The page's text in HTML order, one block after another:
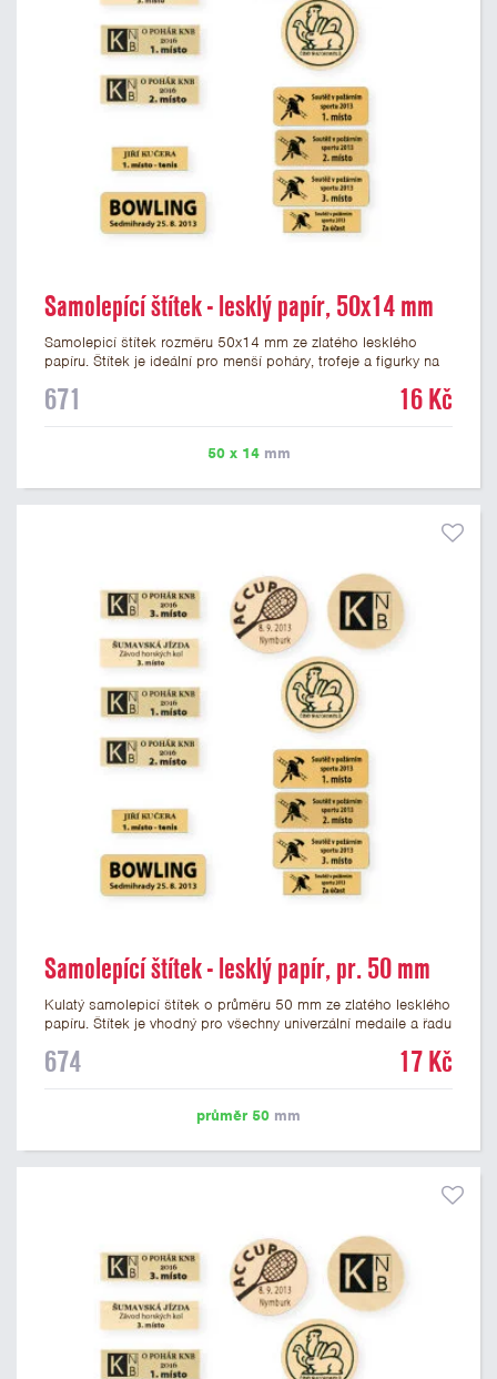
Samolepící štítek - lesklý papír, 50x14 mm
Samolepicí štítek rozměru 50x14 mm ze zlatého lesklého
papíru. Štítek je ideální pro menší poháry, trofeje a figurky na
libovolné logo nebo text. U textu doporučujeme maximálně 3
prvním kroku objednávky.
671 16 Kč
50 x 14mm
Samolepící štítek - lesklý papír, pr. 50 mm
Kulatý samolepicí štítek o průměru 50 mm ze zlatého lesklého
papíru. Štítek je vhodný pro všechny univerzální medaile a řadu
mm. Na štítek je možné vytisknout logo nebo text dle vašeho
674 17 Kč
průměr 50 mm